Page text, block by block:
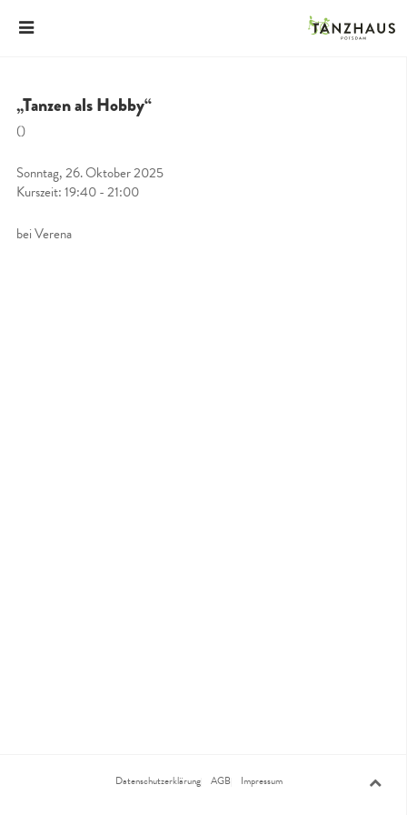
„Tanzen als Hobby“
()
Sonntag, 26. Oktober 2025
Kurszeit: 19:40 - 21:00
bei Verena
Datenschutzerklärung AGB Impressum